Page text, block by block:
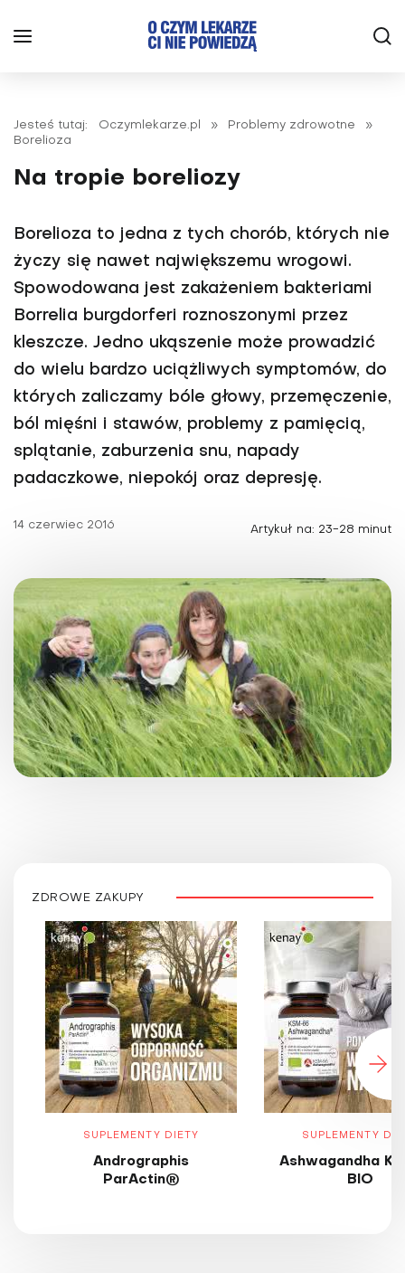
Jesteś tutaj: Oczymlekarze.pl » Problemy zdrowotne
»
Borelioza
Na tropie boreliozy
Borelioza to jedna z tych chorób, których nie
życzy się nawet największemu wrogowi.
Spowodowana jest zakażeniem bakteriami
Borrelia burgdorferi roznoszonymi przez
kleszcze. Jedno ukąszenie może prowadzić
do wielu bardzo uciążliwych symptomów, do
których zaliczamy bóle głowy, przemęczenie,
ból mięśni i stawów, problemy z pamięcią,
splątanie, zaburzenia snu, napady
padaczkowe, niepokój oraz depresję.
14 czerwiec 2016 Artykuł na: 23-28 minut
ZDROWE ZAKUPY
SUPLEMENTY DIETY
Andrographis
ParActin®
SUPLEMENTY
Ashwagandha
BIO